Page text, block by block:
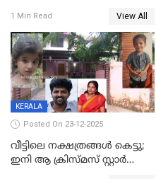
നടപടി;സ്ഥാപനങ്ങൾക്കെതിരെ
രണ്ട് കേസുകൾ
1 Min Read View All
KERALA
Posted On 23-12-2025
വീട്ടിലെ നക്ഷത്രങ്ങൾ കെട്ടു;
ഇനി ആ ക്രിസ്മസ് സ്റ്റാർ